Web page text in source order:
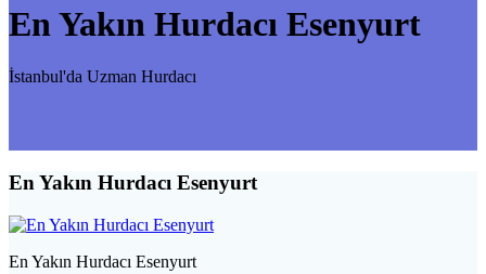
En Yakın Hurdacı Esenyurt
İstanbul'da Uzman Hurdacı
En Yakın Hurdacı Esenyurt
En Yakın Hurdacı Esenyurt